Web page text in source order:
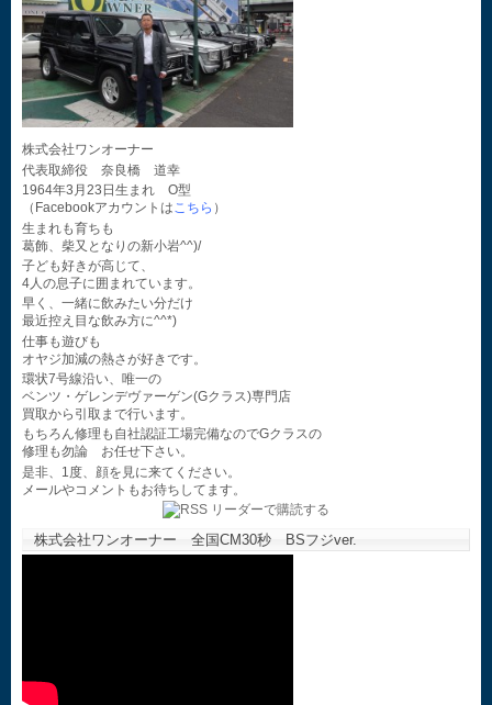
株式会社ワンオーナー
代表取締役 奈良橋 道幸
1964年3月23日生まれ O型
（Facebookアカウントはこちら ）
生まれも育ちも
葛飾、柴又となりの新小岩^^)/
子ども好きが高じて、
4人の息子に囲まれています。
早く、一緒に飲みたい分だけ
最近控え目な飲み方に^^*)
仕事も遊びも
オヤジ加減の熱さが好きです。
環状7号線沿い、唯一の
ベンツ・ゲレンデヴァーゲン(Gクラス)専門店
買取から引取まで行います。
もちろん修理も自社認証工場完備なのでGクラスの
修理も勿論 お任せ下さい。
是非、1度、顔を見に来てください。
メールやコメントもお待ちしてます。
株式会社ワンオーナー 全国CM30秒 BSフジver.